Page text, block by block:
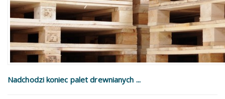
Nadchodzi koniec palet drewnianych ...